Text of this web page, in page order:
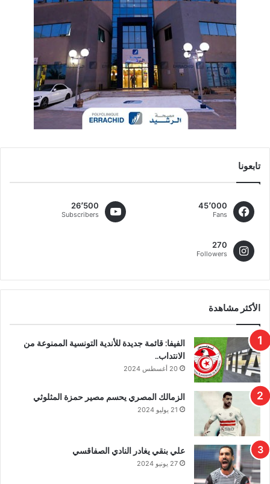
تابعونا
45٬000
Fans
26٬500
Subscribers
270
Followers
الأكثر مشاهدة
الفيفا: قائمة جديدة للأندية التونسية الممنوعة من
الانتداب..
20 أغسطس 2024
الزمالك المصري يحسم مصير حمزة المثلوثي
21 يوليو 2024
علي بنقي يغادر النادي الصفاقسي
27 يونيو 2024